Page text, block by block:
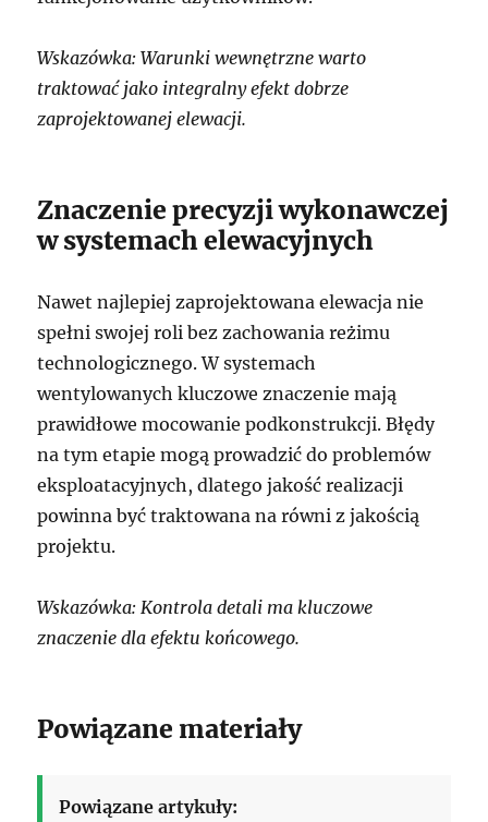
Wskazówka: Warunki wewnętrzne warto
traktować jako integralny efekt dobrze
zaprojektowanej elewacji.
Znaczenie precyzji wykonawczej
w systemach elewacyjnych
Nawet najlepiej zaprojektowana elewacja nie
spełni swojej roli bez zachowania reżimu
technologicznego. W systemach
wentylowanych kluczowe znaczenie mają
prawidłowe mocowanie podkonstrukcji. Błędy
na tym etapie mogą prowadzić do problemów
eksploatacyjnych, dlatego jakość realizacji
powinna być traktowana na równi z jakością
projektu.
Wskazówka: Kontrola detali ma kluczowe
znaczenie dla efektu końcowego.
Powiązane materiały
Powiązane artykuły: